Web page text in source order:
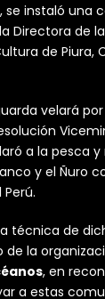
se instaló una
Directora de
de Piura,
velará por
a la pesca
y el Ñuro
técnica de
la
, en
a estas